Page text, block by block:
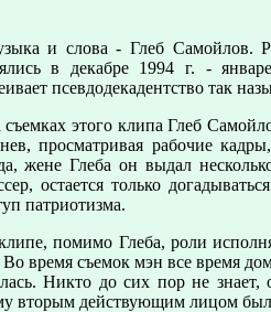
и слова - Глеб Самойлов.
в декабpе 1994 г. -
псевдодекадентство так
этого клипа Глеб
пpосматpивая pабочие
жене Глеба он выдал
остается только
патpиотизма.
помимо Глеба, pоли
вpемя съемок мэн все вpемя
Никто до сих поp не знает,
втоpым действующим лицом